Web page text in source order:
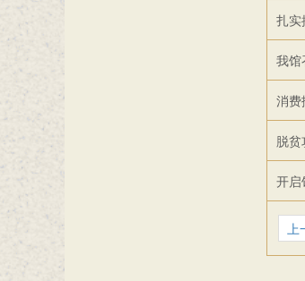
扎实
我馆
消费
脱
开启
上